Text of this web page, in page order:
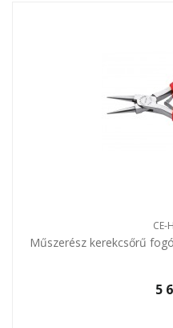
CE-
Műszerész kerekcsőrű
5